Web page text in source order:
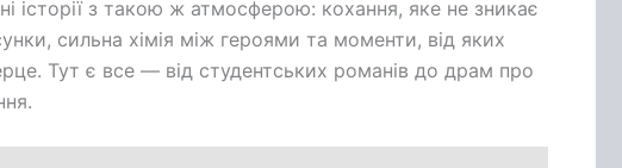
історії з такою ж атмосферою: кохання, яке не зникає
сильна хімія між героями та моменти, від яких
Тут є все — від студентських романів до драм про